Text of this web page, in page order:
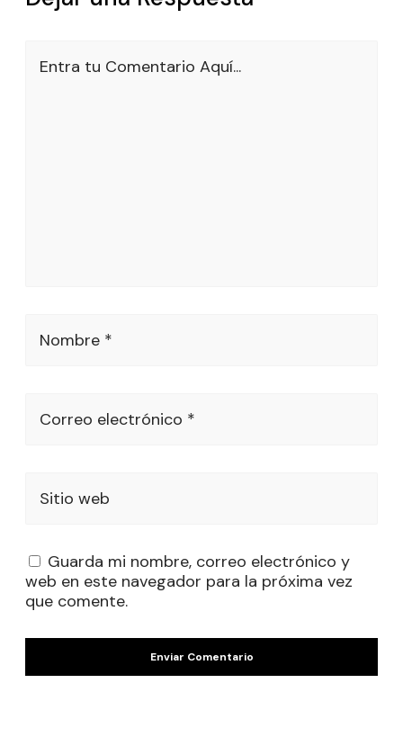
Entra tu Comentario Aquí...
Nombre *
Correo electrónico *
Sitio web
Guarda mi nombre, correo electrónico y
web en este navegador para la próxima vez
que comente.